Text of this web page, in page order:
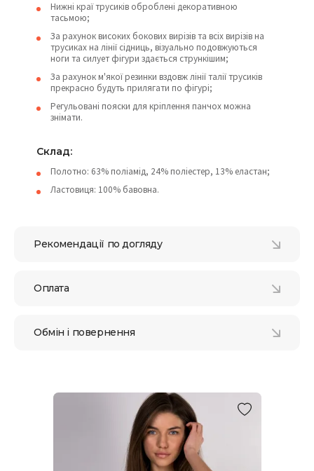
Нижні краї трусиків оброблені декоративною
тасьмою;
За рахунок високих бокових вирізів та всіх вирізів на
трусиках на лінії сідниць, візуально подовжуються
ноги та силует фігури здається стрункішим;
За рахунок м'якої резинки вздовж лінії талії трусиків
прекрасно будуть прилягати по фігурі;
Регульовані пояски для кріплення панчох можна
знімати.
Склад:
Полотно: 63% поліамід, 24% поліестер, 13% еластан;
Ластовиця: 100% бавовна.
Рекомендації по догляду
Оплата
Обмін і повернення